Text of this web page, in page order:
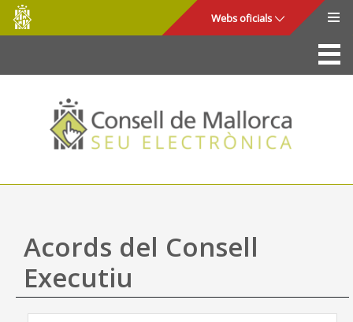
Salta al contingut principal
Consell
de
Mallorca
Webs oficials
La Seu
Consell de Mallorca
Accés i seguretat
Utilitats
Ajuda
Acords del Consell
Executiu